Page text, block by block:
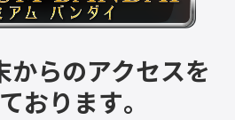
からのアクセスを
おります。